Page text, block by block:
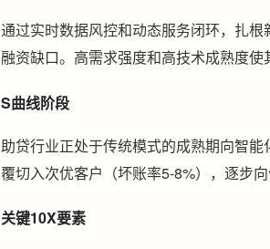
通过实时数据风控和动态服务闭环，扎
融资缺口。高需求强度和高技术成熟度使
S曲线阶段
助贷行业正处于传统模式的成熟期向智
覆切入次优客户（坏账率5-8%），逐步向
关键10X要素